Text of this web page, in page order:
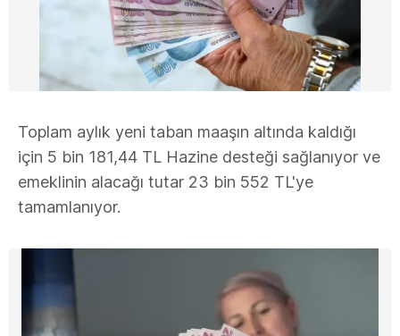
Toplam aylık yeni taban maaşın altında kaldığı
için 5 bin 181,44 TL Hazine desteği sağlanıyor ve
emeklinin alacağı tutar 23 bin 552 TL'ye
tamamlanıyor.